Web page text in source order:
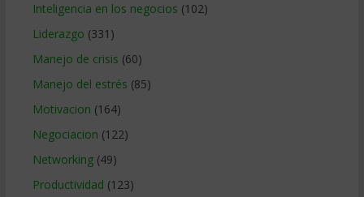
Inteligencia en los negocios (102)
Liderazgo (331)
Manejo de crisis (60)
Manejo del estrés (85)
Motivacion (164)
Negociacion (122)
Networking(49)
Productividad (123)